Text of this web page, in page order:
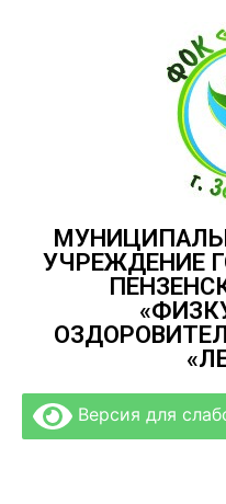
УЧРЕЖДЕНИЕ
Версия для